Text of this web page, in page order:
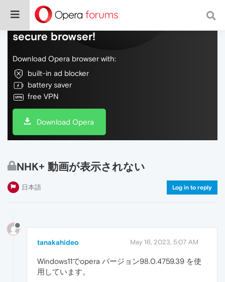
Do more on the web, with a fast and
secure browser!
Download Opera browser with:
built-in ad blocker
battery saver
free VPN
Download Opera
NHK+ 動画が表示されない
日本語 Log in to reply
tanakahideo May 16, 2023, 5:07 AM
Windows11でopera バージョン98.0.4759.39 を使
用しています。